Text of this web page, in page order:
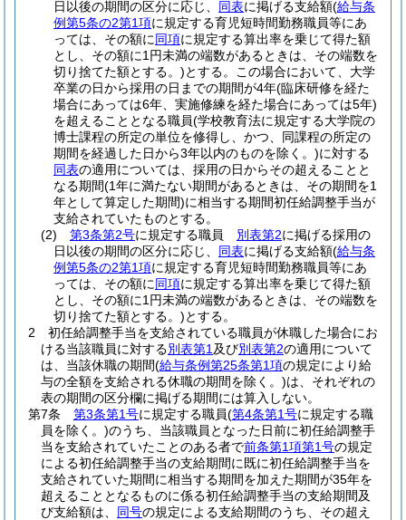
日以後の期間の区分に応じ、 同表に掲げる支給額(給与条
例第5条の2第1項に規定する育児短時間勤務職員等にあ
っては、その額に同項に規定する算出率を乗じて得た額
とし、その額に1円未満の端数があるときは、その端数を
切り捨てた額とする。)とする。
この場合において、大学
卒業の日から採用の日までの期間が4年(臨床研修を経た
場合にあっては6年、実施修練を経た場合にあっては5年)
を超えることとなる職員(学校教育法に規定する大学院の
博士課程の所定の単位を修得し、かつ、同課程の所定の
期間を経過した日から3年以内のものを除く。)に対する
同表の適用については、採用の日からその超えることと
なる期間(1年に満たない期間があるときは、その期間を1
年として算定した期間)に相当する期間初任給調整手当が
支給されていたものとする。
(2)
第3条第2号に規定する職員 別表第2に掲げる採用の
日以後の期間の区分に応じ、 同表に掲げる支給額(給与条
例第5条の2第1項に規定する育児短時間勤務職員等にあ
っては、その額に同項に規定する算出率を乗じて得た額
とし、その額に1円未満の端数があるときは、その端数を
切り捨てた額とする。)とする。
2
初任給調整手当を支給されている職員が休職した場合にお
ける当該職員に対する別表第1 及び別表第2の適用について
は、当該休職の期間(給与条例第25条第1項の規定により給
与の全額を支給される休職の期間を除く。)は、それぞれの
表の期間の区分欄に掲げる期間には算入しない。
第7条
第3条第1号に規定する職員(第4条第1号に規定する職
員を除く。)のうち、当該職員となった日前に初任給調整手
当を支給されていたことのある者で前条第1項第1号の規定
による初任給調整手当の支給期間に既に初任給調整手当を
支給されていた期間に相当する期間を加えた期間が35年を
超えることとなるものに係る初任給調整手当の支給期間及
び支給額は、 同号の規定による支給期間のうち、その超え